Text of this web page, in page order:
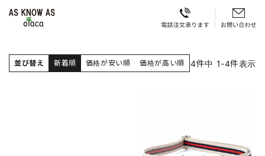
並び替え 新着順 価格が安い順 価格が高い順 4件中 1-4件表示